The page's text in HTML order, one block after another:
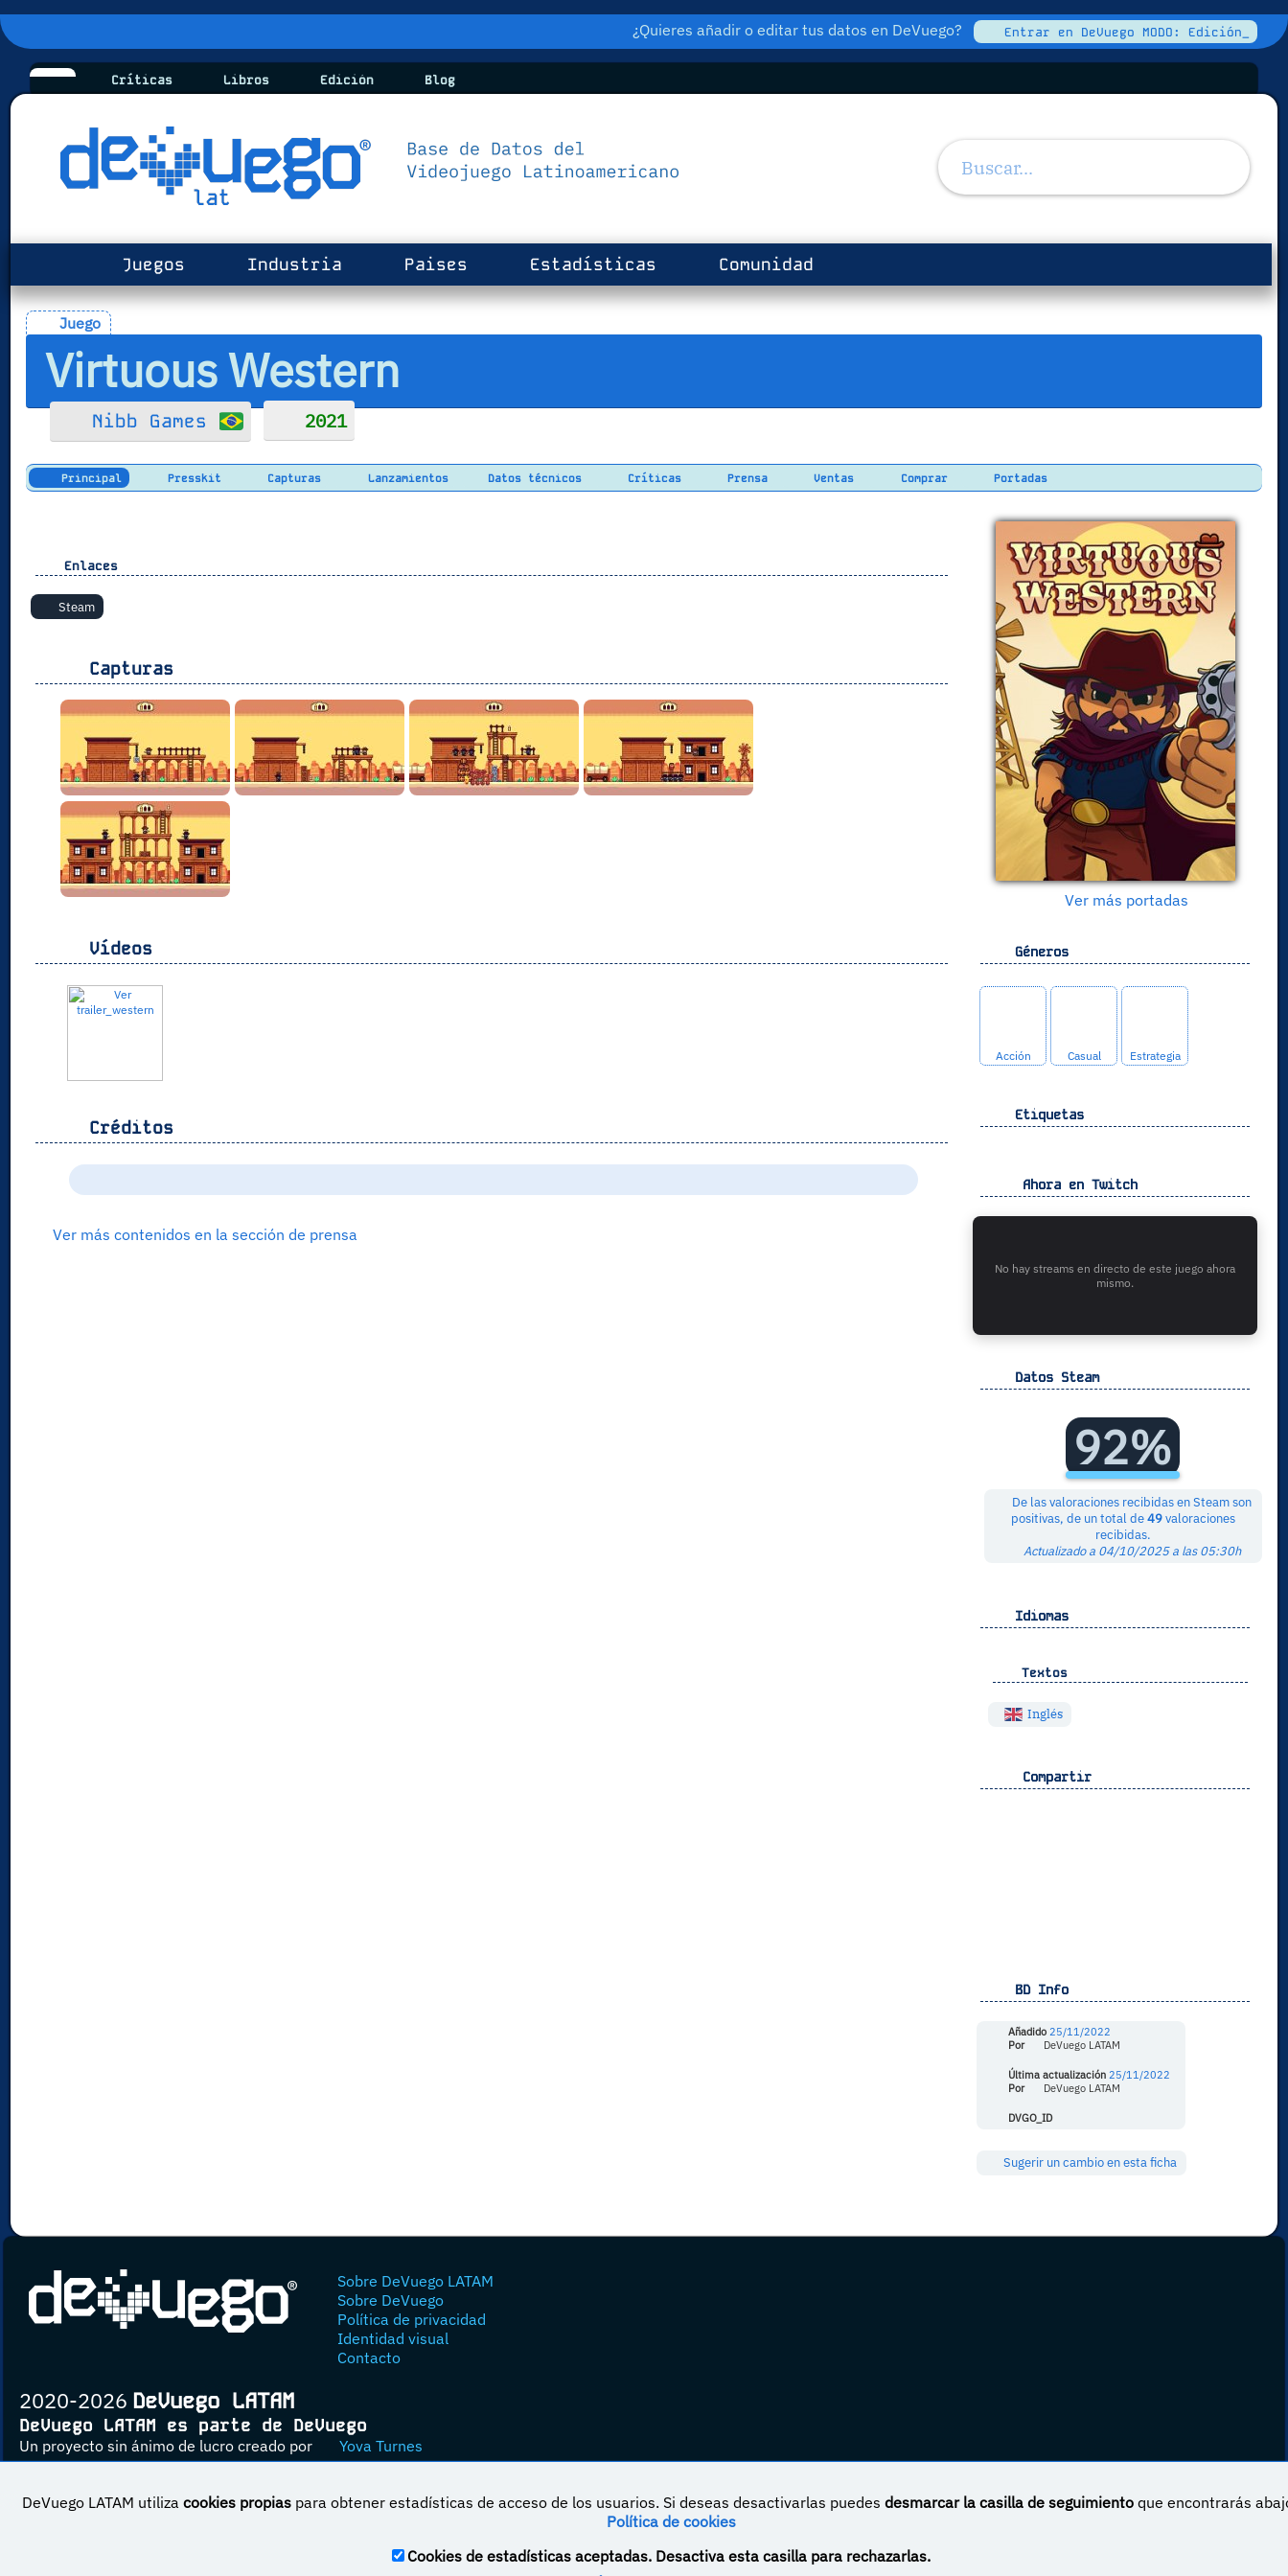
¿Quieres añadir o editar tus datos en DeVuego? Entrar en DeVuego MODO: Edición_
Críticas Libros Edición Blog
Juegos Industria Paises Estadísticas Comunidad
Juego
Virtuous Western
Nibb Games 2021
Principal Presskit Capturas Lanzamientos Datos técnicos Críticas Prensa Ventas Comprar Portadas
Ver más portadas
Géneros
Acción Casual Estrategia
Etiquetas
Ahora en Twitch
No hay streams en directo de este juego ahora
mismo.
Datos Steam
92%
De las valoraciones recibidas en Steam son
positivas, de un total de49valoraciones
recibidas.
Actualizado a 04/10/2025 a las 05:30h
Idiomas
Textos
Inglés
Compartir
BD Info
Añadido 25/11/2022
Por
DeVuego LATAM
Última actualización 25/11/2022
Por
DeVuego LATAM
DVGO_ID
Sugerir un cambio en esta ficha
Enlaces
Steam
Capturas
Vídeos
Créditos
Ver más contenidos en la sección de prensa
Sobre DeVuego LATAM
Sobre DeVuego
Política de privacidad
Identidad visual
Contacto
2020-2026 DeVuego LATAM
DeVuego LATAM es parte de DeVuego
Un proyecto sin ánimo de lucro creado por Yova Turnes
Esta obra está bajo una licencia de Creative Commons Reconocimiento-NoComercial-CompartirIgual 4.0 Internacional
DeVuego LATAM utiliza cookies propiaspara obtener estadísticas de acceso de los usuarios. Si deseas desactivarlas puedes desmarcar la casilla de seguimientoque encontrarás
Política de cookies
Cookies de estadísticas aceptadas. Desactiva esta casilla para rechazarlas.